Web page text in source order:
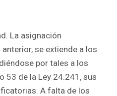
La asignación
se extiende a los
por tales a los
53 de la Ley 24.241, sus
A falta de los